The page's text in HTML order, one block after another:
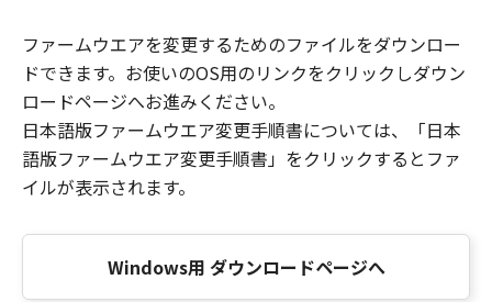
ファームウエアを変更するためのファイルをダウンロー
ドできます。お使いのOS用のリンクをクリックしダウン
ロードページへお進みください。
日本語版ファームウエア変更手順書については、「日本
語版ファームウエア変更手順書」をクリックするとファ
イルが表示されます。
Windows用 ダウンロードページへ